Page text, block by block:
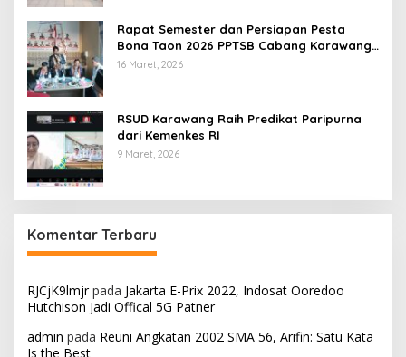
Rapat Semester dan Persiapan Pesta
Bona Taon 2026 PPTSB Cabang Karawang
Digelar
16 Maret, 2026
RSUD Karawang Raih Predikat Paripurna
dari Kemenkes RI
9 Maret, 2026
Komentar Terbaru
RJCjK9lmjrpada Jakarta E-Prix 2022, Indosat Ooredoo
Hutchison Jadi Offical 5G Patner
admin pada Reuni Angkatan 2002 SMA 56, Arifin: Satu Kata
Is the Best